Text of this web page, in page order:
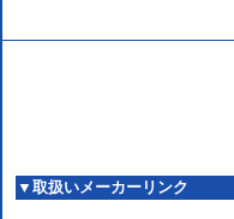
▼取扱いメーカーリンク